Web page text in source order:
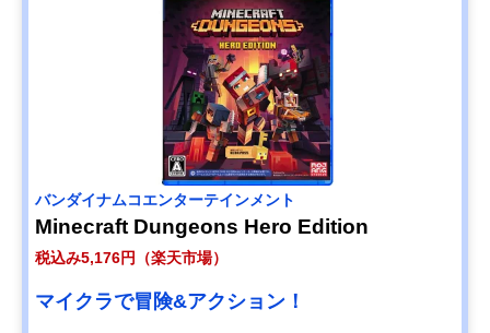
バンダイナムコエンターテインメント
Minecraft Dungeons Hero Edition
税込み5,176円（楽天市場）
マイクラで冒険&アクション！